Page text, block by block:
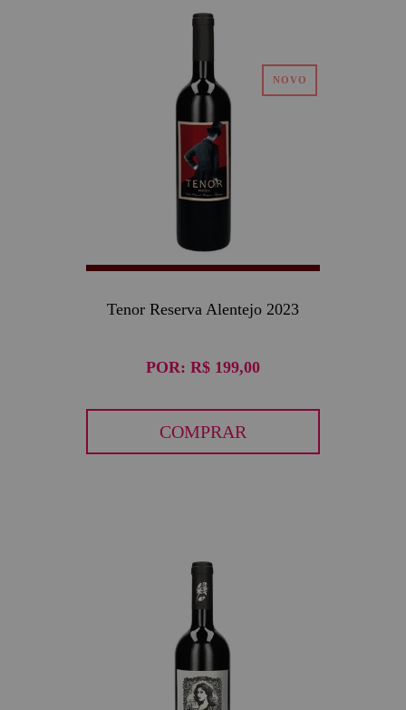
Tenor Reserva Alentejo 2023
POR: R$ 199,00
COMPRAR